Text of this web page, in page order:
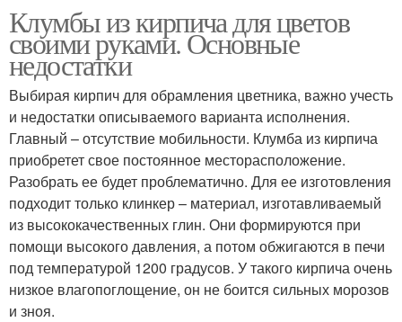
Клумбы из кирпича для цветов
своими руками. Основные
недостатки
Выбирая кирпич для обрамления цветника, важно учесть
и недостатки описываемого варианта исполнения.
Главный – отсутствие мобильности. Клумба из кирпича
приобретет свое постоянное месторасположение.
Разобрать ее будет проблематично. Для ее изготовления
подходит только клинкер – материал, изготавливаемый
из высококачественных глин. Они формируются при
помощи высокого давления, а потом обжигаются в печи
под температурой 1200 градусов. У такого кирпича очень
низкое влагопоглощение, он не боится сильных морозов
и зноя.